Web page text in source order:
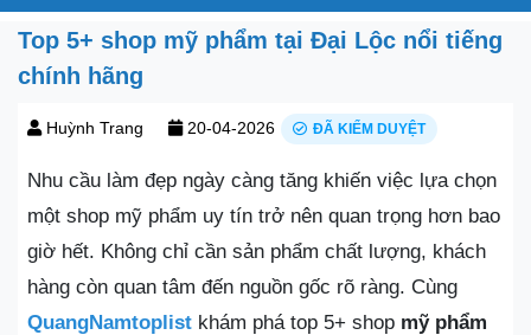
Top 5+ shop mỹ phẩm tại Đại Lộc nổi tiếng
chính hãng
Huỳnh Trang 20-04-2026 ĐÃ KIỂM DUYỆT
Nhu cầu làm đẹp ngày càng tăng khiến việc lựa chọn
một shop mỹ phẩm uy tín trở nên quan trọng hơn bao
giờ hết. Không chỉ cần sản phẩm chất lượng, khách
hàng còn quan tâm đến nguồn gốc rõ ràng. Cùng
QuangNamtoplist khám phá top 5+ shop mỹ phẩm